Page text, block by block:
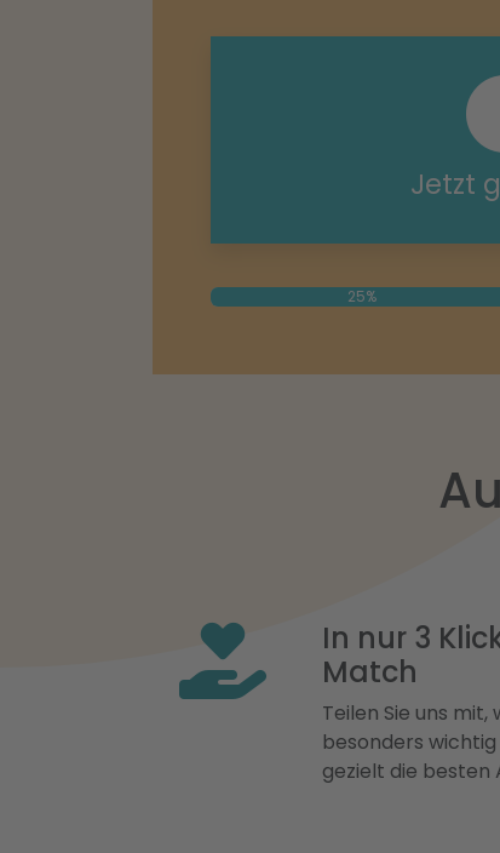
Jetzt
25%
In nur 3
Match
Teilen Sie uns
besonders
gezielt die besten